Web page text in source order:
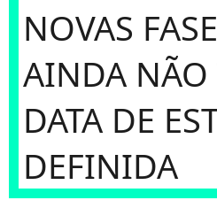
NOVAS
AINDA NÃO
DATA DE
DEFINIDA